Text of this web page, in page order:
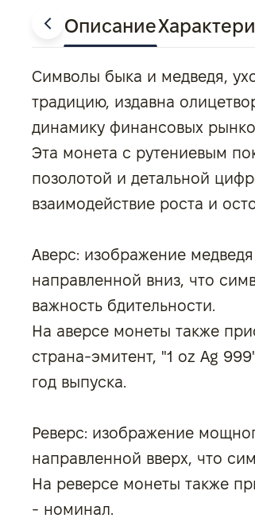
Описание
Символы быка и медведя,
традицию, издавна
динамику финансовых
Эта монета с рутениевым
позолотой и детальной
взаимодействие роста и
Аверс: изображение
направленной вниз, что
важность бдительности.
На аверсе монеты также
страна-эмитент, "1 oz Ag
год выпуска.
Реверс: изображение
направленной вверх, что
На реверсе монеты также
- номинал.